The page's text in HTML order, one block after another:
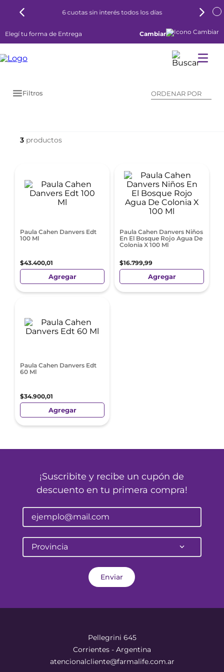
6 cuotas sin interés todos los días
Elegí tu forma de Entrega Cambiar
Filtros ORDENAR POR
3
Paula Cahen Danvers Edt
100 Ml
$43.400,01
Agregar
Paula Cahen Danvers Niños
En El Bosque Rojo Agua De
Colonia X 100 Ml
$16.799,99
Agregar
Paula Cahen Danvers Edt
60 Ml
$34.900,01
Agregar
¡Suscribite y recibe un cupón de
descuento en tu primera compra!
Provincia
Enviar
Pellegrini 645
Corrientes - Argentina
atencionalcliente@farmalife.com.ar